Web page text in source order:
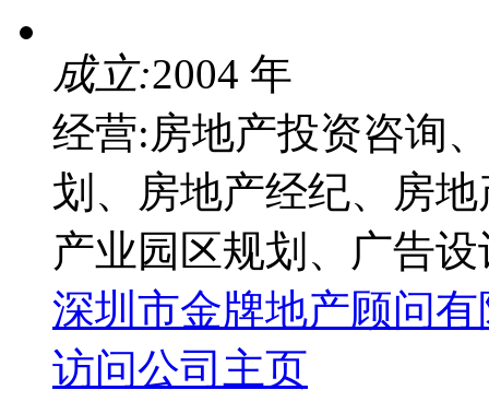
成立:2004 年
经营:房地产投资咨询
划、房地产经纪、房
产业园区规划、广告设
深圳市金牌地产顾问
访问公司主页